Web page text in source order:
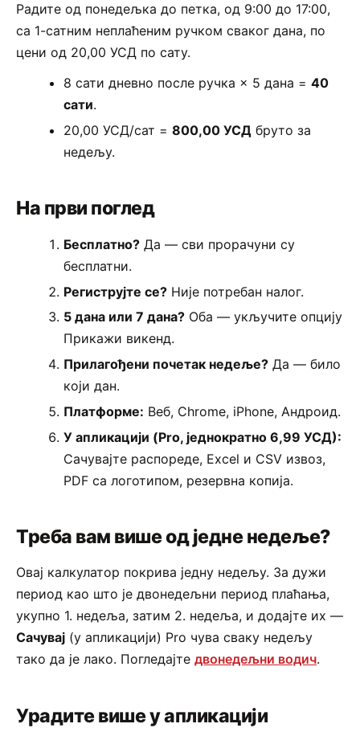
Радите од понедељка до петка, од 9:00 до 17:00,
са 1-сатним неплаћеним ручком сваког дана, по
цени од 20,00 УСД по сату.
8 сати дневно после ручка × 5 дана =40
сати.
20,00 УСД/сат =800,00 УСД бруто за
недељу.
На први поглед
Бесплатно? Да — сви прорачуни су
бесплатни.
Региструјте се? Није потребан налог.
5 дана или 7 дана? Оба — укључите опцију
Прикажи викенд.
Прилагођени почетак недеље? Да — било
који дан.
Платформе: Веб, Chrome, iPhone, Андроид.
У апликацији (Pro, једнократно 6,99 УСД):
Сачувајте распореде, Excel и CSV извоз,
PDF са логотипом, резервна копија.
Треба вам више од једне недеље?
Овај калкулатор покрива једну недељу. За дужи
период као што је двонедељни период плаћања,
укупно 1. недеља, затим 2. недеља, и додајте их —
Сачувај (у апликацији) Pro чува сваку недељу
тако да је лако. Погледајте двонедељни водич.
Урадите више у апликацији